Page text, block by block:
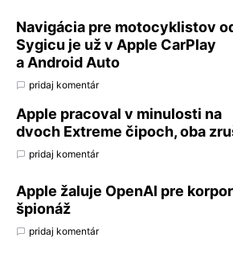
Navigácia pre motocyklistov
Sygicu je už v Apple CarPlay
a Android Auto
pridaj komentár
Apple pracoval v minulosti na
dvoch Extreme čipoch, oba
pridaj komentár
Apple žaluje OpenAI pre
špionáž
pridaj komentár